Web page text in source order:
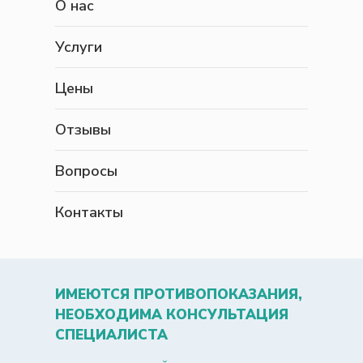
О нас
Услуги
Цены
Отзывы
Вопросы
Контакты
ИМЕЮТСЯ ПРОТИВОПОКАЗАНИЯ,
НЕОБХОДИМА КОНСУЛЬТАЦИЯ
СПЕЦИАЛИСТА